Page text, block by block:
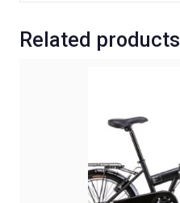
Related products